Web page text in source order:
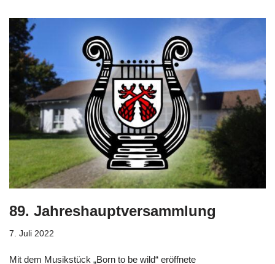
89. Jahreshauptversammlung
7. Juli 2022
Mit dem Musikstück „Born to be wild“ eröffnete